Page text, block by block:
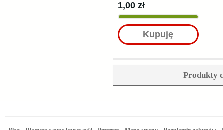
1,00 zł
Kupuję
Produkty